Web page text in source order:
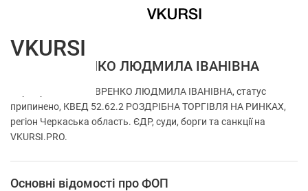
ФОП ЛАВРЕНКО ЛЮДМИЛА ІВАНІВНА
Перевірка ФОП ЛАВРЕНКО ЛЮДМИЛА ІВАНІВНА, статус
припинено, КВЕД 52.62.2 РОЗДРІБНА ТОРГІВЛЯ НА РИНКАХ,
регіон Черкаська область. ЄДР, суди, борги та санкції на
VKURSI.PRO.
Основні відомості про ФОП
VKURSI